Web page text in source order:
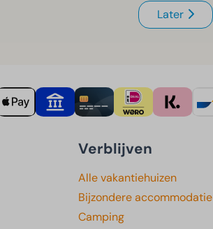
Later
Verblijven
Alle vakantiehuizen
Bijzondere accommodatie
Camping